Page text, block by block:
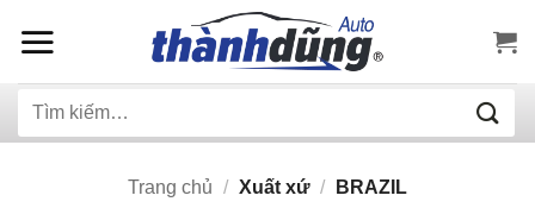
qua
dung
Tìm
Trang chủ / Xuất xứ / BRAZIL